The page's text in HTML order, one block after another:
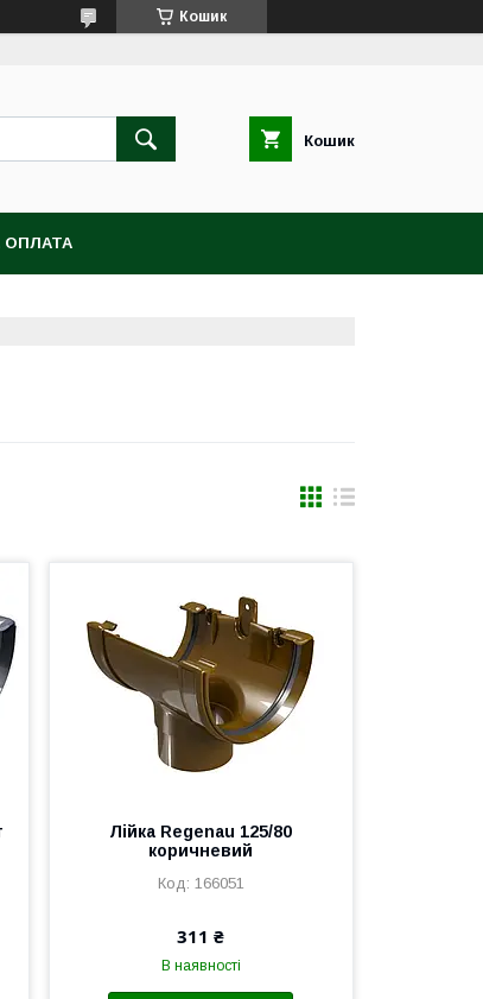
Кошик
Кошик
ОПЛАТА
Лійка Regenau 125/80
коричневий
166051
311 ₴
В наявності